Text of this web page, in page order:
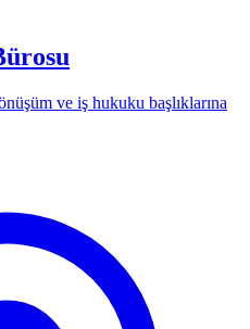
ve iş hukuku başlıklarına